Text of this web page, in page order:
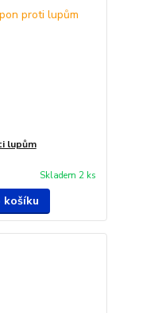
lupům
Skladem 2 ks
košíku